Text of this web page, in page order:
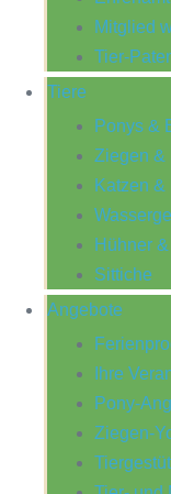
Mitglied
Tier-
Tiere
Ponys &
Ziegen &
Katzen
Hühner
Sittiche
Angebote
Ihre
Pony-
Ziegen-